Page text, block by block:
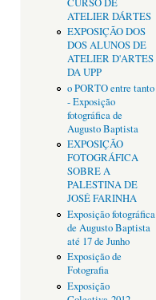
ATELIER DÁRTES
EXPOSIÇÃO DOS
DOS ALUNOS DE
ATELIER D'ARTES
DA UPP
o PORTO entre tanto
- Exposição
fotográfica de
Augusto Baptista
EXPOSIÇÃO
FOTOGRÁFICA
SOBRE A
PALESTINA DE
JOSÉ FARINHA
Exposição fotográfica
de Augusto Baptista
até 17 de Junho
Exposição de
Fotografia
Exposição